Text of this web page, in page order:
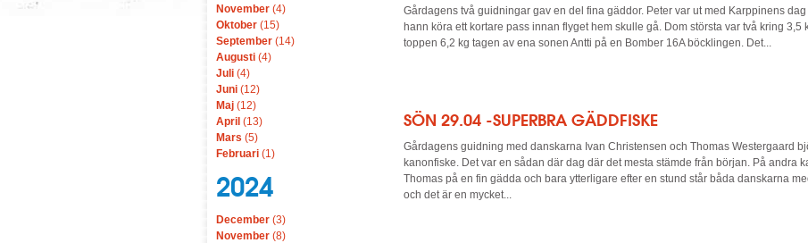
November (4)
Oktober (15)
September (14)
Augusti (4)
Juli (4)
Juni (12)
Maj (12)
April (13)
Mars (5)
Februari (1)
2024
December (3)
November (8)
Gårdagens två guidningar gav en del fina gäddor. Peter var ut med Karppinens
hann köra ett kortare pass innan flyget hem skulle gå. Dom största var två kring 3,5
toppen 6,2 kg tagen av ena sonen Antti på en Bomber 16A böcklingen. Det...
SÖN 29.04 -SUPERBRA GÄDDFISKE
Gårdagens guidning med danskarna Ivan Christensen och Thomas Westergaard
kanonfiske. Det var en sådan där dag där det mesta stämde från början. På andra
Thomas på en fin gädda och bara ytterligare efter en stund står båda danskarna
och det är en mycket...